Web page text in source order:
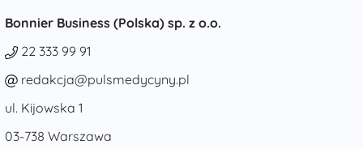
Bonnier Business (Polska) sp. z o.o.
22 333 99 91
redakcja@pulsmedycyny.pl
ul. Kijowska 1
03-738 Warszawa